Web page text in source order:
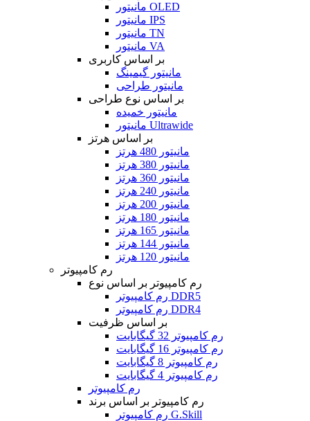
مانیتور OLED
مانیتور IPS
مانیتور TN
مانیتور VA
بر اساس کاربری
مانیتور گیمینگ
مانیتور طراحی
بر اساس نوع طراحی
مانیتور خمیده
مانیتور Ultrawide
بر اساس هرتز
مانیتور 480 هرتز
مانیتور 380 هرتز
مانیتور 360 هرتز
مانیتور 240 هرتز
مانیتور 200 هرتز
مانیتور 180 هرتز
مانیتور 165 هرتز
مانیتور 144 هرتز
مانیتور 120 هرتز
رم کامپیوتر
رم کامپیوتر بر اساس نوع
رم کامپیوتر DDR5
رم کامپیوتر DDR4
بر اساس ظرفیت
رم کامپیوتر 32 گیگابایت
رم کامپیوتر 16 گیگابایت
رم کامپیوتر 8 گیگابایت
رم کامپیوتر 4 گیگابایت
رم کامپیوتر
رم کامپیوتر بر اساس برند
رم کامپیوتر G.Skill